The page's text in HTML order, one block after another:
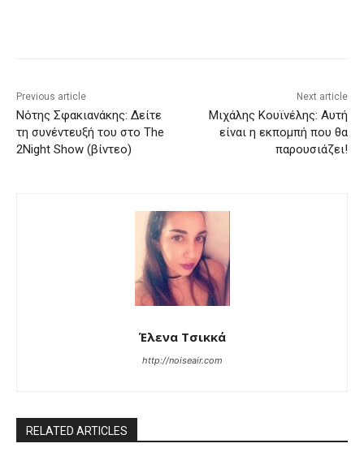
Previous article
Νότης Σφακιανάκης: Δείτε
τη συνέντευξή του στο The
2Night Show (βίντεο)
Next article
Μιχάλης Κουϊνέλης: Αυτή
είναι η εκπομπή που θα
παρουσιάζει!
Έλενα Τσικκά
http://noiseair.com
RELATED ARTICLES